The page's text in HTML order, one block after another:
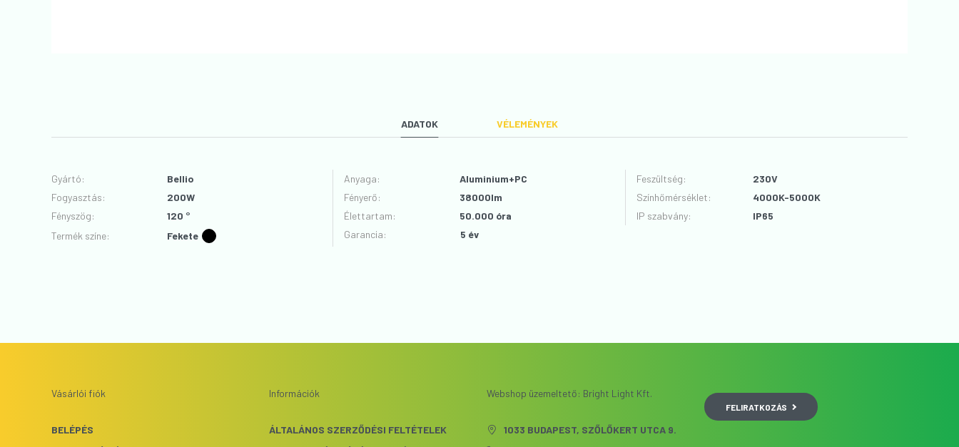
ADATOK VÉLEMÉNYEK
Gyártó: Bellio Anyaga: Aluminium+PC Feszültség:
230V
Fogyasztás: 200W Fényerő: 38000lm Színhőmérséklet:
4000K-5000K
Fényszög: 120 ° Élettartam: 50.000 óra IP szabvány:
IP65
Termék színe: Fekete Garancia: 5 év
Vásárlói fiók
BELÉPÉS
Információk
ÁLTALÁNOS SZERZŐDÉSI FELTÉTELEK
Webshop üzemeltető: Bright Light Kft.
1033 BUDAPEST, SZŐLŐKERT UTCA 9.
FELIRATKOZÁS